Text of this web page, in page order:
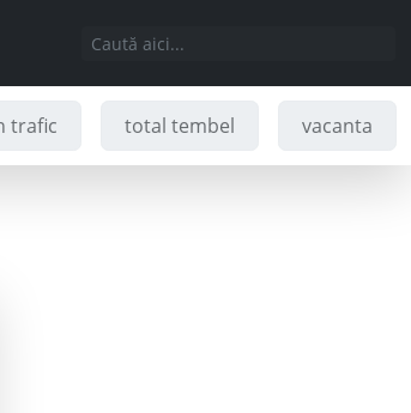
trafic total tembel vacanta